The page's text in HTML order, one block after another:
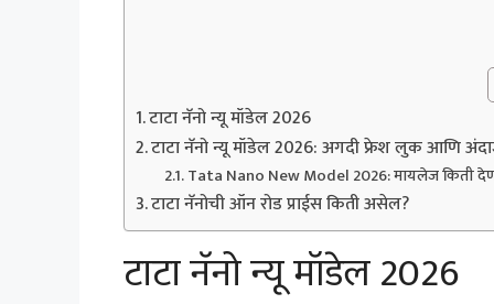
टाटा नॅनो न्यू मॉडेल 2026
टाटा नॅनो न्यू मॉडेल 2026: अगदी फ्रेश लुक आणि
Tata Nano New Model 2026: मायलेज किती
टाटा नॅनोची ऑन रोड प्राईस किती असेल?
टाटा नॅनो न्यू मॉडेल 2026